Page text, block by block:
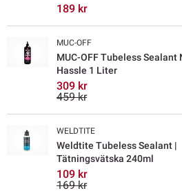
189 kr
MUC-OFF
MUC-OFF Tubeless Sealant
Hassle 1 Liter
309 kr
459 kr
WELDTITE
Weldtite Tubeless Sealant |
Tätningsvätska 240ml
109 kr
169 kr